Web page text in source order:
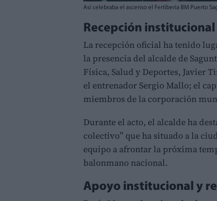
Así celebraba el ascenso el Fertiberia BM Puerto
Recepción
La recepción oficial ha tenido
la presencia del alcalde de
Física, Salud y Deportes, Javier
el entrenador Sergio Mallo; el
miembros de la corporación
Durante el acto, el alcalde ha
colectivo” que ha situado a la
equipo a afrontar la próxima
balonmano nacional.
Apoyo institucional y